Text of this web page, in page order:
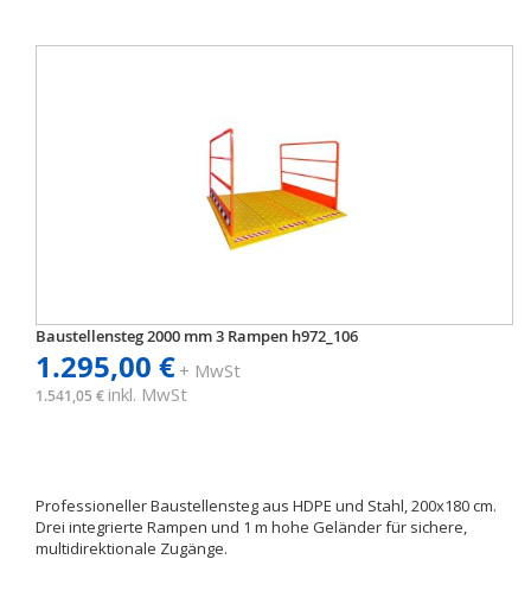
Baustellensteg 2000 mm 3 Rampen h972_106
1.295,00 €+ MwSt
1.541,05 € inkl. MwSt
Professioneller Baustellensteg aus HDPE und Stahl, 200x180 cm.
Drei integrierte Rampen und 1 m hohe Geländer für sichere,
multidirektionale Zugänge.